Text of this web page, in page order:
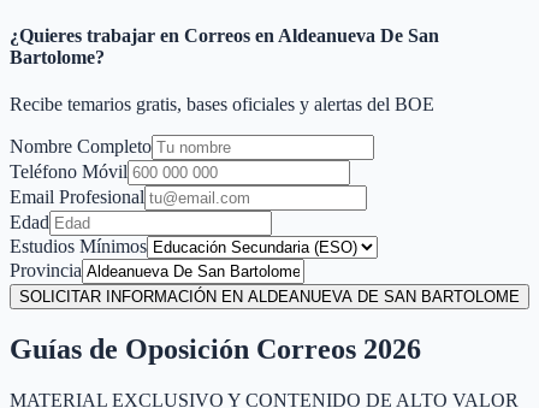
¿Quieres trabajar en Correos en Aldeanueva De San
Bartolome?
Recibe temarios gratis, bases oficiales y alertas del BOE
Nombre Completo
Teléfono Móvil
Email Profesional
Edad
Estudios Mínimos
Provincia
SOLICITAR INFORMACIÓN EN ALDEANUEVA DE SAN BARTOLOME
Guías de Oposición Correos 2026
MATERIAL EXCLUSIVO Y CONTENIDO DE ALTO VALOR